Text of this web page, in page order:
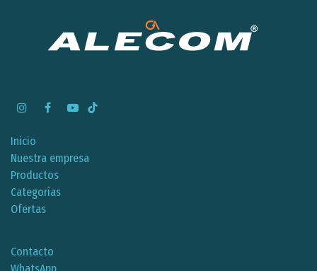
Inicio
Nuestra empresa
Productos
Categorías
Ofertas
Contacto